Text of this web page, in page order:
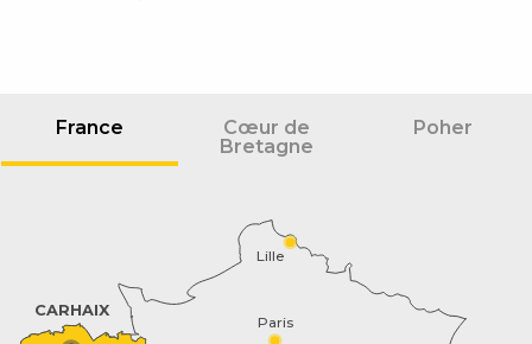
France
Cœur de
Bretagne
Poher
Paris
Lille
CARHAIX